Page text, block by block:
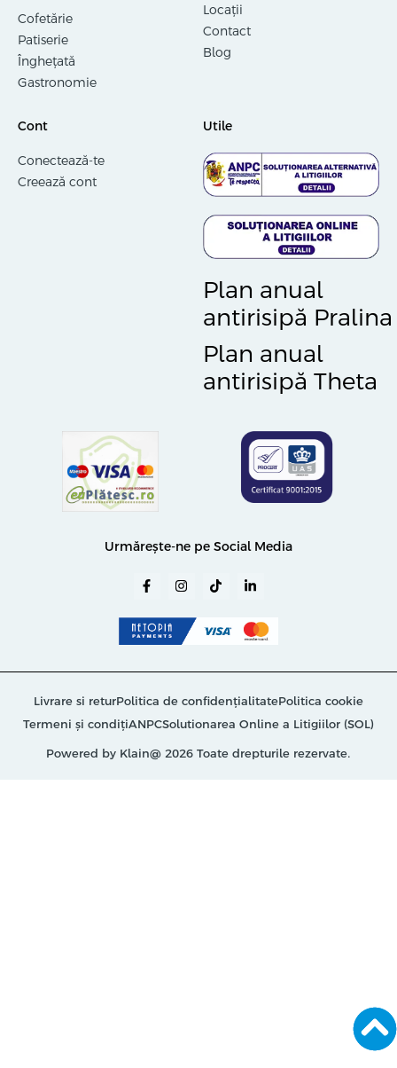
Cofetărie
Patiserie
Înghețată
Gastronomie
Locații
Contact
Blog
Cont
Conectează-te
Creează cont
Utile
Plan anual
antirisipă Pralina
Plan anual
antirisipă Theta
Urmărește-ne pe Social Media
Powered by Klain@ 2026 Toate drepturile rezervate.
Livrare si returPolitica de confidențialitatePolitica cookie
Termeni și condițiANPCSolutionarea Online a Litigiilor (SOL)